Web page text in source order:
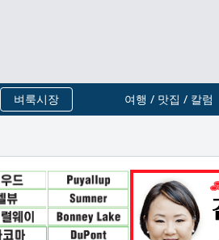
벼룩시장 여행 / 맛집 / 칼럼